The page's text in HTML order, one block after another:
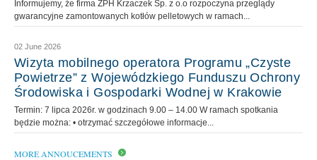
Informujemy, że firma ZPH Krzaczek Sp. z o.o rozpoczyna przeglądy
gwarancyjne zamontowanych kotłów pelletowych w ramach...
02 June 2026
Wizyta mobilnego operatora Programu „Czyste
Powietrze” z Wojewódzkiego Funduszu Ochrony
Środowiska i Gospodarki Wodnej w Krakowie
Termin: 7 lipca 2026r. w godzinach 9.00 – 14.00 W ramach spotkania
będzie można: • otrzymać szczegółowe informacje...
MORE ANNOUCEMENTS